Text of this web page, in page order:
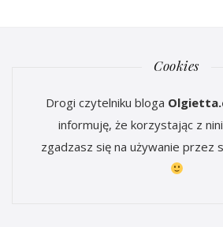
Cookies
Drogi czytelniku bloga
informuję, że korzystając z
zgadzasz się na używanie przez